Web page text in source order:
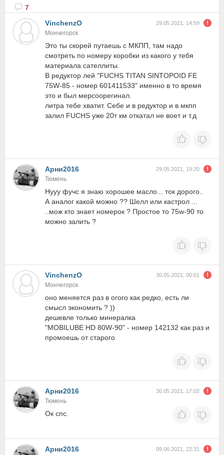
7
VinchenzO
29.05.2021, 14:59
Мончегорск
Это ты скорей путаешь с МКПП, там надо
смотреть по номеру коробки из какого у тебя
материала сателлиты.
В редуктор лей "FUCHS TITAN SINTOPOID FE
75W-85 - номер 601411533" именно в то время
это и был мерсоорегинал.
литра тебе хватит. Себе и в редуктор и в мкпп
залил FUCHS уже 20т км откатал не воет и т.д
Арни2016 29.05.2021, 19:20
Тюмень
Нууу фучс я знаю хорошее масло... ток дорого..
А аналог какой можно ?? Шелл или кастрол ...
..мож кто знает номерок ? Простое то 75w-90 то
можно залить ?
VinchenzO 30.05.2021, 00:01
Мончегорск
оно меняется раз в огого как редко, есть ли
смысл экономить ? ))
дешевле только минералка
"MOBILUBE HD 80W-90" - номер 142132 как раз и
промоешь от старого
Арни2016 30.05.2021, 17:02
Тюмень
Ок спс.
Арни2016 09.06.2021, 22:31